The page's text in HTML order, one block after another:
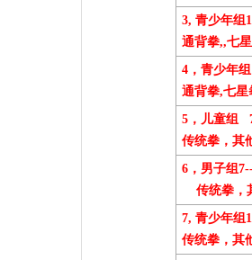
3, 青少年组
通背拳,,七
4 ，青少年组
通背拳,七星
5 ，儿童组
传统拳，其
6 ，男子组
传统拳，
7, 青少年组
传统拳，其